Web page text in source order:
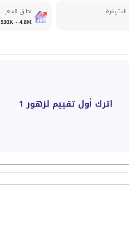
المتوفرة.
نطاق السعر
530K - 4.8M
اترك أول تقييم لزهور 1